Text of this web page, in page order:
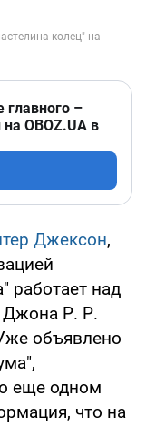
главного –
OBOZ.UA в
Джексон,
работает над
Джона Р. Р.
объявлено
еще одном
что на